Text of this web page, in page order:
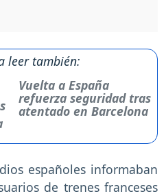
leer también:
Vuelta a España
refuerza seguridad tras
atentado en Barcelona
españoles informaban
de trenes franceses